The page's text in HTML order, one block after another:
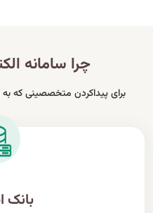
چرا سامانه
برای پیداکردن متخصصینی که
بانک